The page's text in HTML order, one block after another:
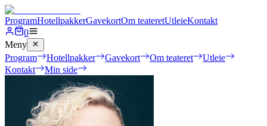
ProgramHotellpakkerGavekortOm teateretUtleieKontakt
0
Meny
Program
Hotellpakker Gavekort Om teateret
Utleie
Kontakt
Min side